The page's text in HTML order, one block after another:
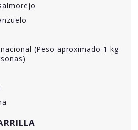
(Peso aproximado 1 kg